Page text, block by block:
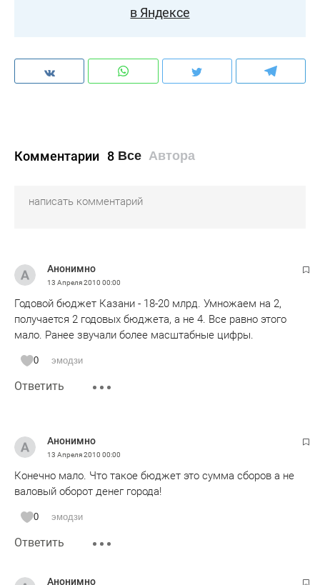
в Яндексе
Комментарии 8 Все Автора
Анонимно
13 Апреля 2010 00:00
Годовой бюджет Казани - 18-20 млрд. Умножаем на 2,
получается 2 годовых бюджета, а не 4. Все равно этого
мало. Ранее звучали более масштабные цифры.
0 эмодзи
Ответить
Анонимно
13 Апреля 2010 00:00
Конечно мало. Что такое бюджет это сумма сборов а не
валовый оборот денег города!
0 эмодзи
Ответить
Анонимно